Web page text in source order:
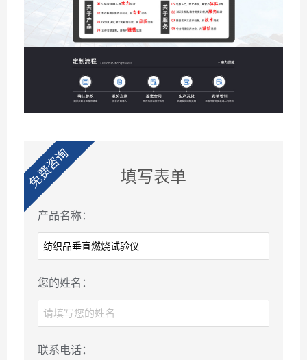
免费咨询 填写表单
产品名称：
您的姓名：
联系电话：